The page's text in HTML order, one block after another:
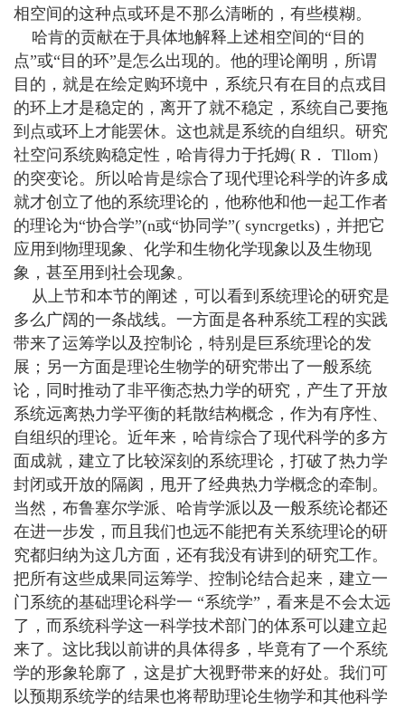
相空间的这种点或环是不那么清晰的，有些模糊。
哈肯的贡献在于具体地解释上述相空间的“目的
点”或“目的环”是怎么出现的。他的理论阐明，所谓
目的，就是在绘定购环境中，系统只有在目的点戎目
的环上才是稳定的，离开了就不稳定，系统自己要拖
到点或环上才能罢休。这也就是系统的自组织。研究
社空问系统购稳定性，哈肯得力于托姆( R． Tllom）
的突变论。所以哈肯是综合了现代理论科学的许多成
就才创立了他的系统理论的，他称他和他一起工作者
的理论为“协合学”(n或“协同学”( syncrgetks)，并把它
应用到物理现象、化学和生物化学现象以及生物现
象，甚至用到社会现象。
从上节和本节的阐述，可以看到系统理论的研究是
多么广阔的一条战线。一方面是各种系统工程的实践
带来了运筹学以及控制论，特别是巨系统理论的发
展；另一方面是理论生物学的研究带出了一般系统
论，同时推动了非平衡态热力学的研究，产生了开放
系统远离热力学平衡的耗散结构概念，作为有序性、
自组织的理论。近年来，哈肯综合了现代科学的多方
面成就，建立了比较深刻的系统理论，打破了热力学
封闭或开放的隔阂，甩开了经典热力学概念的牵制。
当然，布鲁塞尔学派、哈肯学派以及一般系统论都还
在进一步发，而且我们也远不能把有关系统理论的研
究都归纳为这几方面，还有我没有讲到的研究工作。
把所有这些成果同运筹学、控制论结合起来，建立一
门系统的基础理论科学一 “系统学”，看来是不会太远
了，而系统科学这一科学技术部门的体系可以建立起
来了。这比我以前讲的具体得多，毕竟有了一个系统
学的形象轮廓了，这是扩大视野带来的好处。我们可
以预期系统学的结果也将帮助理论生物学和其他科学